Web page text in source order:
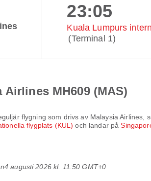
23:05
Kuala Lumpurs
(Terminal 1)
Airlines MH609 (MAS)
flygning som drivs av Malaysia Airlines ,
flygplats (KUL)och landar på
4 augusti 2026 kl. 11:50 GMT+0